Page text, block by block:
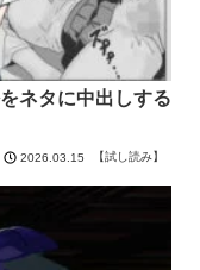
ネタに中出しする
2026.03.15 【試し読み】